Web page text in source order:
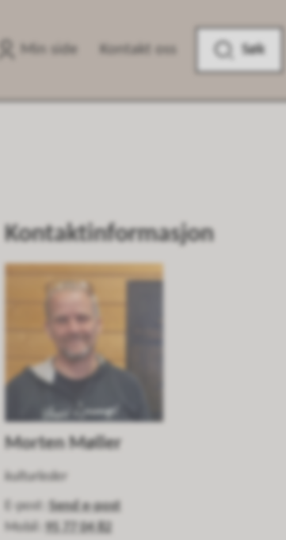
Min side Kontakt oss Søk
Kontaktinformasjon
Morten Møller
kulturleder
E-post
Send e-post
Mobil
95 77 04 82